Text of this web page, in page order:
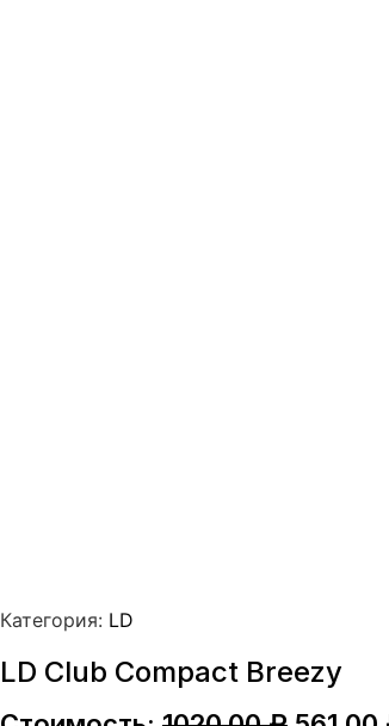
Категория: LD
LD Club Compact Breezy